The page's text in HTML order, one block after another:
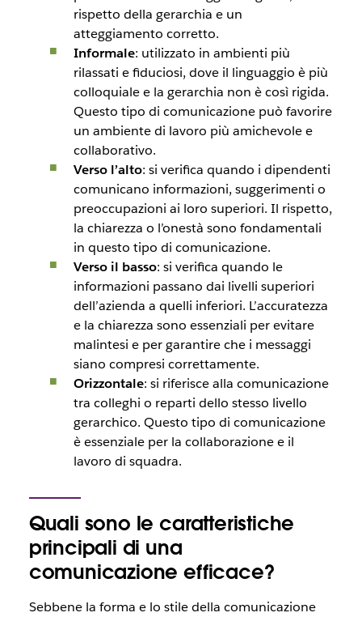
rispetto della gerarchia e un
atteggiamento corretto.
Informale: utilizzato in ambienti più
rilassati e fiduciosi, dove il linguaggio è più
colloquiale e la gerarchia non è così rigida.
Questo tipo di comunicazione può favorire
un ambiente di lavoro più amichevole e
collaborativo.
Verso l’alto: si verifica quando i dipendenti
comunicano informazioni, suggerimenti o
preoccupazioni ai loro superiori. Il rispetto,
la chiarezza o l’onestà sono fondamentali
in questo tipo di comunicazione.
Verso il basso: si verifica quando le
informazioni passano dai livelli superiori
dell’azienda a quelli inferiori. L’accuratezza
e la chiarezza sono essenziali per evitare
malintesi e per garantire che i messaggi
siano compresi correttamente.
Orizzontale: si riferisce alla comunicazione
tra colleghi o reparti dello stesso livello
gerarchico. Questo tipo di comunicazione
è essenziale per la collaborazione e il
lavoro di squadra.
Quali sono le caratteristiche
principali di una
comunicazione efficace?
Sebbene la forma e lo stile della comunicazione